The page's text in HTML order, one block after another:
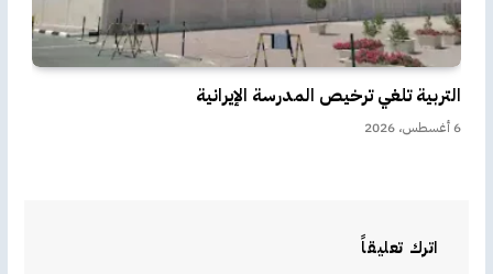
التربية تلغي ترخيص المدرسة الإيرانية
6 أغسطس، 2026
اترك تعليقاً